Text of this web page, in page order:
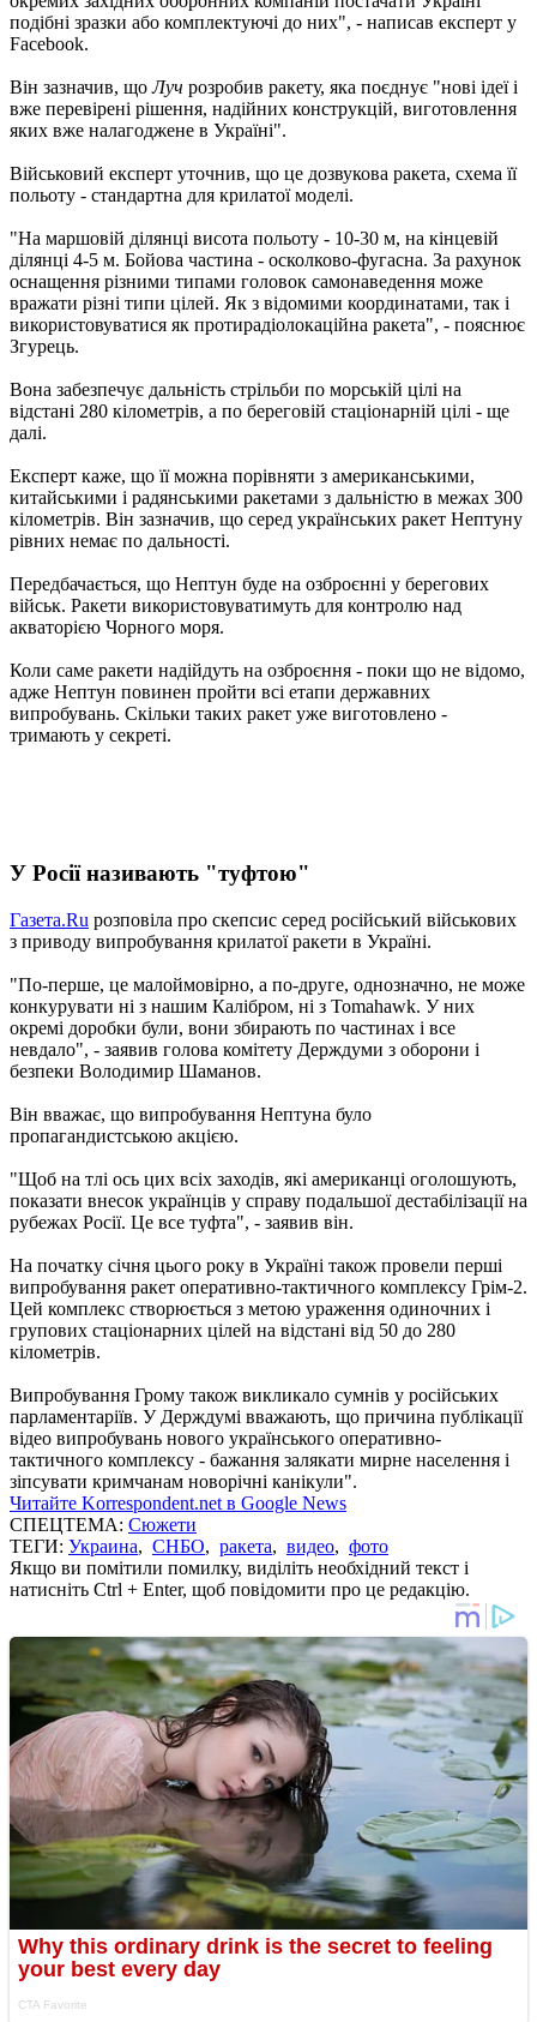
подібні зразки або комплектуючі до них", - написав експерт у
Facebook.
Він зазначив, щоЛуч розробив ракету, яка поєднує "нові ідеї і
вже перевірені рішення, надійних конструкцій, виготовлення
яких вже налагоджене в Україні".
Військовий експерт уточнив, що це дозвукова ракета, схема її
польоту - стандартна для крилатої моделі.
"На маршовій ділянці висота польоту - 10-30 м, на кінцевій
ділянці 4-5 м. Бойова частина - осколково-фугасна. За рахунок
оснащення різними типами головок самонаведення може
вражати різні типи цілей. Як з відомими координатами, так і
використовуватися як протирадіолокаційна ракета", - пояснює
Згурець.
Вона забезпечує дальність стрільби по морській цілі на
відстані 280 кілометрів, а по береговій стаціонарній цілі - ще
далі.
Експерт каже, що її можна порівняти з американськими,
китайськими і радянськими ракетами з дальністю в межах 300
кілометрів. Він зазначив, що серед українських ракет Нептуну
рівних немає по дальності.
Передбачається, що Нептун буде на озброєнні у берегових
військ. Ракети використовуватимуть для контролю над
акваторією Чорного моря.
Коли саме ракети надійдуть на озброєння - поки що не відомо,
адже Нептун повинен пройти всі етапи державних
випробувань. Скільки таких ракет уже виготовлено -
тримають у секреті.
У Росії називають "туфтою"
Газета.Ru розповіла про скепсис серед російський військових
з приводу випробування крилатої ракети в Україні.
"По-перше, це малоймовірно, а по-друге, однозначно, не може
конкурувати ні з нашим Калібром, ні з Tomahawk. У них
окремі доробки були, вони збирають по частинах і все
невдало", - заявив голова комітету Держдуми з оборони і
безпеки Володимир Шаманов.
Він вважає, що випробування Нептуна було
пропагандистською акцією.
"Щоб на тлі ось цих всіх заходів, які американці оголошують,
показати внесок українців у справу подальшої дестабілізації на
рубежах Росії. Це все туфта", - заявив він.
На початку січня цього року в Україні також провели перші
випробування ракет оперативно-тактичного комплексу Грім-2.
Цей комплекс створюється з метою ураження одиночних і
групових стаціонарних цілей на відстані від 50 до 280
кілометрів.
Випробування Грому також викликало сумнів у російських
парламентаріїв. У Держдумі вважають, що причина публікації
відео випробувань нового українського оперативно-
тактичного комплексу - бажання залякати мирне населення і
зіпсувати кримчанам новорічні канікули".
Читайте Korrespondent.net в Google News
СПЕЦТЕМА: Сюжети
ТЕГИ: Украина, СНБО, ракета, видео, фото
Якщо ви помітили помилку, виділіть необхідний текст і
натисніть Ctrl + Enter, щоб повідомити про це редакцію.